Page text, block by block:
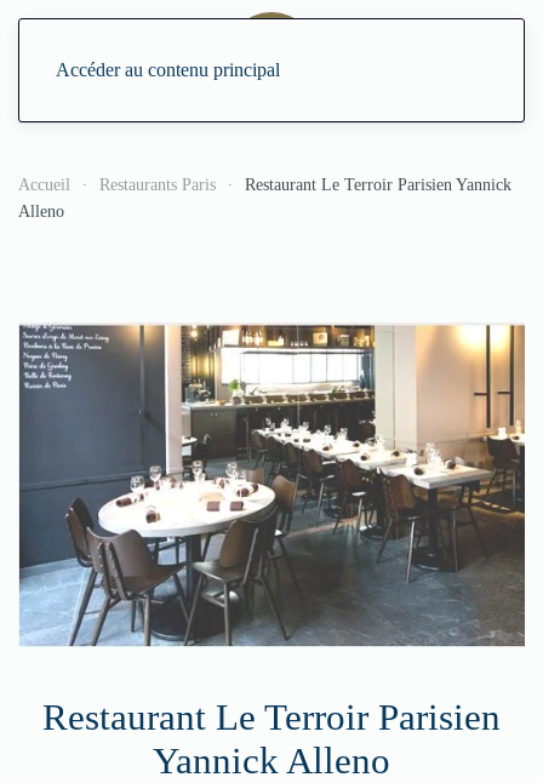
Accéder au contenu principal
Accueil Restaurants Paris
Restaurant Le Terroir Parisien Yannick
Alleno
Restaurant Le Terroir Parisien
Yannick Alleno